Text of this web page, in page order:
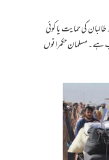
کی حمایت یا کوئی
ہے۔ مسلمان حکمرانوں